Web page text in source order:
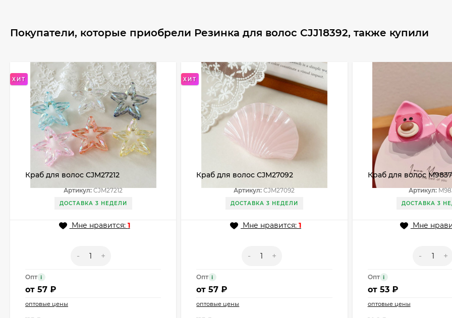
Покупатели, которые приобрели Резинка для волос CJJ18392, также купили
ХИТ
Краб для волос CJM27212
Артикул:CJM27212
ДОСТАВКА 3 НЕДЕЛИ
Мне нравится: 1
- +
Опт i
от 57 ₽
оптовые цены
ХИТ
Краб для волос CJM27092
Артикул:CJM27092
ДОСТАВКА 3 НЕДЕЛИ
Мне нравится: 1
- +
Опт i
от57 ₽
оптовые цены
Краб для волос
Артикул:
ДОСТАВКА 3
Мне
- +
Опт i
от 53 ₽
оптовые цены